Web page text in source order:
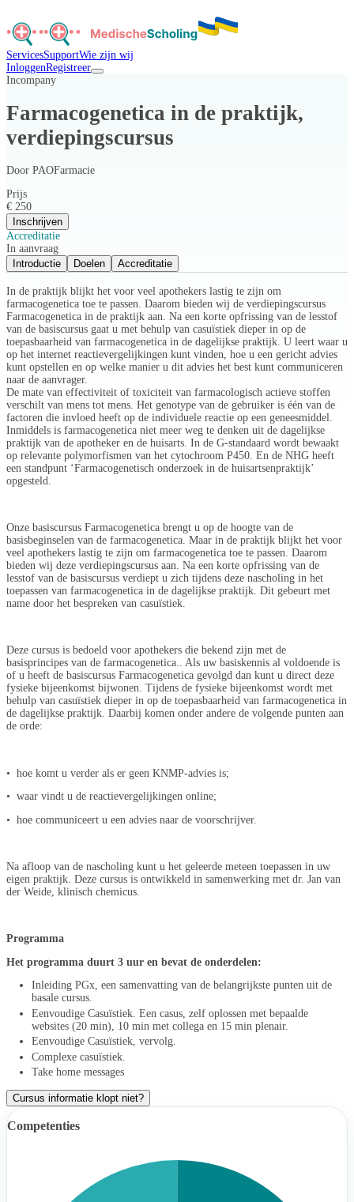
ServicesSupportWie zijn wij
InloggenRegistreer
Incompany
Farmacogenetica in de praktijk,
verdiepingscursus
Door PAOFarmacie
Prijs
€ 250
Inschrijven
Accreditatie
In aanvraag
Introductie
Doelen Accreditatie
In de praktijk blijkt het voor veel apothekers lastig te zijn om
farmacogenetica toe te passen. Daarom bieden wij de verdiepingscursus
Farmacogenetica in de praktijk aan. Na een korte opfrissing van de lesstof
van de basiscursus gaat u met behulp van casuïstiek dieper in op de
toepasbaarheid van farmacogenetica in de dagelijkse praktijk. U leert waar u
op het internet reactievergelijkingen kunt vinden, hoe u een gericht advies
kunt opstellen en op welke manier u dit advies het best kunt communiceren
naar de aanvrager.
De mate van effectiviteit of toxiciteit van farmacologisch actieve stoffen
verschilt van mens tot mens. Het genotype van de gebruiker is één van de
factoren die invloed heeft op de individuele reactie op een geneesmiddel.
Inmiddels is farmacogenetica niet meer weg te denken uit de dagelijkse
praktijk van de apotheker en de huisarts. In de G-standaard wordt bewaakt
op relevante polymorfismen van het cytochroom P450. En de NHG heeft
een standpunt ‘Farmacogenetisch onderzoek in de huisartsenpraktijk’
opgesteld.
Onze basiscursus Farmacogenetica brengt u op de hoogte van de
basisbeginselen van de farmacogenetica. Maar in de praktijk blijkt het voor
veel apothekers lastig te zijn om farmacogenetica toe te passen. Daarom
bieden wij deze verdiepingscursus aan. Na een korte opfrissing van de
lesstof van de basiscursus verdiept u zich tijdens deze nascholing in het
toepassen van farmacogenetica in de dagelijkse praktijk. Dit gebeurt met
name door het bespreken van casuïstiek.
Deze cursus is bedoeld voor apothekers die bekend zijn met de
basisprincipes van de farmacogenetica.. Als uw basiskennis al voldoende is
of u heeft de basiscursus Farmacogenetica gevolgd dan kunt u direct deze
fysieke bijeenkomst bijwonen. Tijdens de fysieke bijeenkomst wordt met
behulp van casuïstiek dieper in op de toepasbaarheid van farmacogenetica in
de dagelijkse praktijk. Daarbij komen onder andere de volgende punten aan
de orde:
• hoe komt u verder als er geen KNMP-advies is;
• waar vindt u de reactievergelijkingen online;
• hoe communiceert u een advies naar de voorschrijver.
Na afloop van de nascholing kunt u het geleerde meteen toepassen in uw
eigen praktijk. Deze cursus is ontwikkeld in samenwerking met dr. Jan van
der Weide, klinisch chemicus.
Programma
Het programma duurt 3 uur en bevat de onderdelen:
Inleiding PGx, een samenvatting van de belangrijkste punten uit de
basale cursus.
Eenvoudige Casuïstiek. Een casus, zelf oplossen met bepaalde
websites (20 min), 10 min met collega en 15 min plenair.
Eenvoudige Casuïstiek, vervolg.
Complexe casuïstiek.
Take home messages
Cursus informatie klopt niet?
Competenties